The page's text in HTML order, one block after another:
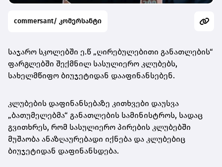
commersant/ კომერსანტი
საჯარო სკოლებში ე.წ „ღირებულებითი განათლების“
ფარგლებში შექმნილ სასულიერო კლუბებს,
სახელმწიფო ბიუჯეტიდან დააფინანსებენ.
კლუბების დაფინანსებაზე კითხვები დაუსვა
„ბათუმელებმა“ განათლების სამინისტროს, სადაც
გვითხრეს, რომ სასულიერო პირების კლუბებში
მუშაობა ანაზღაურებადი იქნება და კლუბებიც
ბიუჯეტიდან დაფინანსდება.